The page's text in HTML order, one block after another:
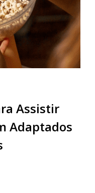
Assistir
Adaptados